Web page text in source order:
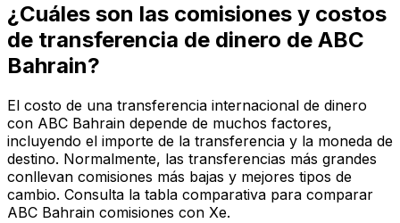
¿Cuáles son las comisiones y costos
de transferencia de dinero de ABC
Bahrain?
El costo de una transferencia internacional de dinero
con ABC Bahrain depende de muchos factores,
incluyendo el importe de la transferencia y la moneda de
destino. Normalmente, las transferencias más grandes
conllevan comisiones más bajas y mejores tipos de
cambio. Consulta la tabla comparativa para comparar
ABC Bahrain comisiones con Xe.